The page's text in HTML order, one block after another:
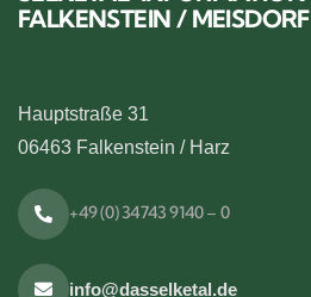
FALKENSTEIN / MEISDORF
Hauptstraße 31
06463 Falkenstein / Harz
+49 (0) 34743 9140 – 0
info@dasselketal.de